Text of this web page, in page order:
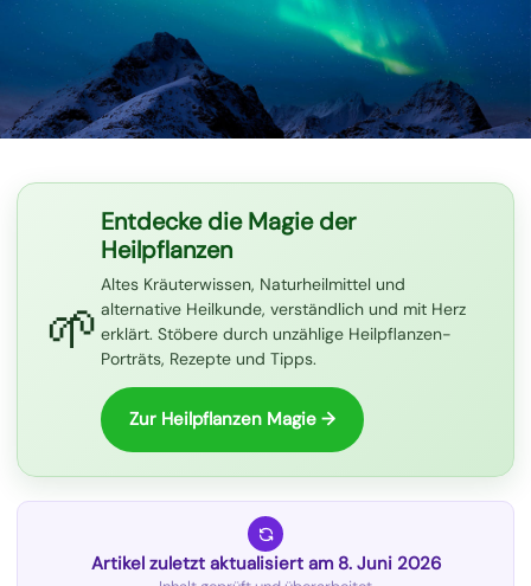
🌱
Entdecke die Magie der
Heilpflanzen
Altes Kräuterwissen, Naturheilmittel und
alternative Heilkunde, verständlich und mit Herz
erklärt. Stöbere durch unzählige Heilpflanzen-
Porträts, Rezepte und Tipps.
Zur Heilpflanzen Magie →
Artikel zuletzt aktualisiert am 8. Juni 2026